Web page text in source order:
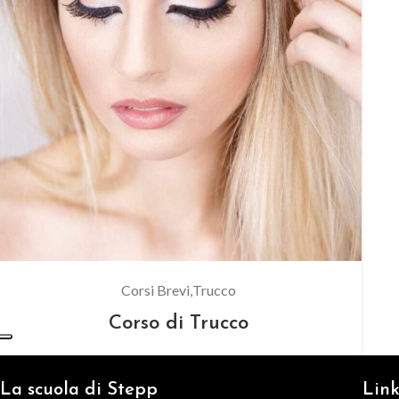
Corsi Brevi Trucco
Corso di Trucco
La scuola di Stepp